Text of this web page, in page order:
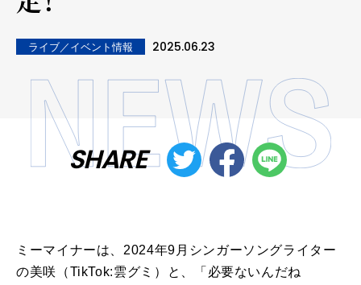
ライブ／イベント情報 2025.06.23
SHARE
ミーマイナーは、2024年9月シンガーソングライター
の美咲（TikTok:雲グミ）と、「必要ないんだね